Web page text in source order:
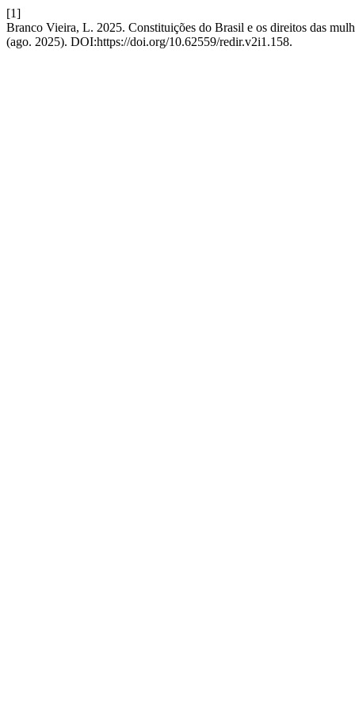
[1]
Branco Vieira, L. 2025. Constituições do Brasil e os direitos das
(ago. 2025). DOI:https://doi.org/10.62559/redir.v2i1.158.